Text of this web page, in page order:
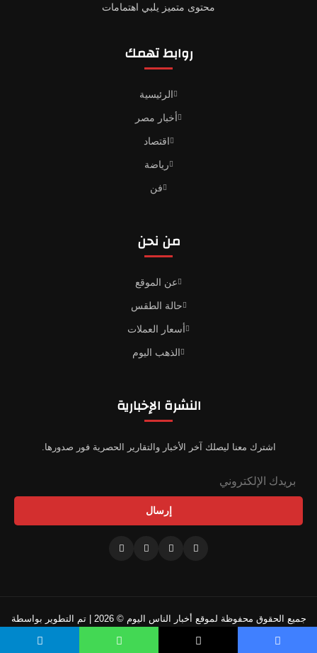
محتوى متميز يلبي اهتمامات
روابط تهمك
الرئيسية
أخبار مصر
اقتصاد
رياضة
فن
من نحن
عن الموقع
حالة الطقس
أسعار العملات
الذهب اليوم
النشرة الإخبارية
اشترك معنا ليصلك آخر الأخبار والتقارير الحصرية فور صدورها.
إرسال
جميع الحقوق محفوظة لموقع أخبار الناس اليوم © 2026 | تم التطوير بواسطة